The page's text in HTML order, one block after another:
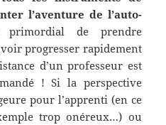
l’aventure de l’auto-
de prendre
progresser rapidement
d’un professeur est
! Si la perspective
pour l’apprenti (en ce
trop onéreux…) ou